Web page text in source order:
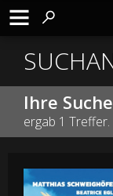
Ihre
ergab 1 Treffer.